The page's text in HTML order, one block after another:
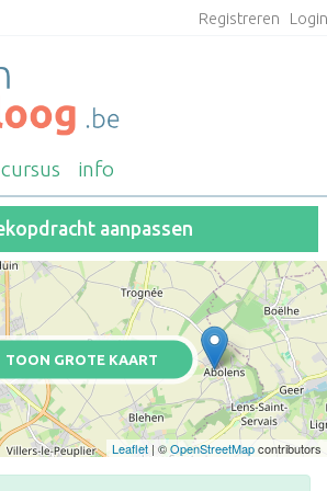
Registreren
cursus info
aanpassen
TOON GROTE KAART
Leaflet | ©OpenStreetMapcontributors